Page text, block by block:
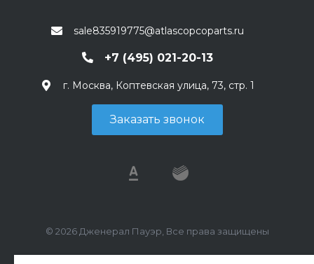
sale835919775@atlascopcoparts.ru
+7 (495) 021-20-13
г. Москва, Коптевская улица, 73, стр. 1
Заказать звонок
© 2026 Дженерал Пауэр, Все права защищены